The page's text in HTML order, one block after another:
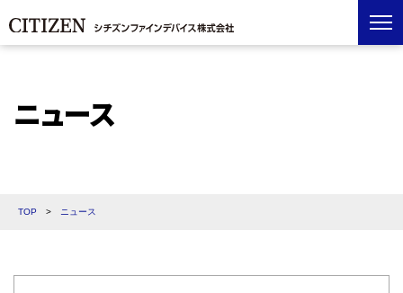
ニュース
TOP > ニュース